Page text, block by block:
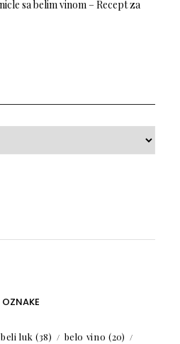
sa belim vinom – Recept za
OZNAKE
beli luk (38) belo vino (20)